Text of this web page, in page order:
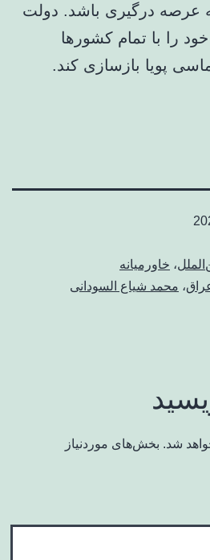
درگیری باشد. دولت
را با تمام کشورها
پویا بازسازی کند.
، خاورمیانه
، محمد شیاع السودانی
شد. بخش‌های موردنیاز